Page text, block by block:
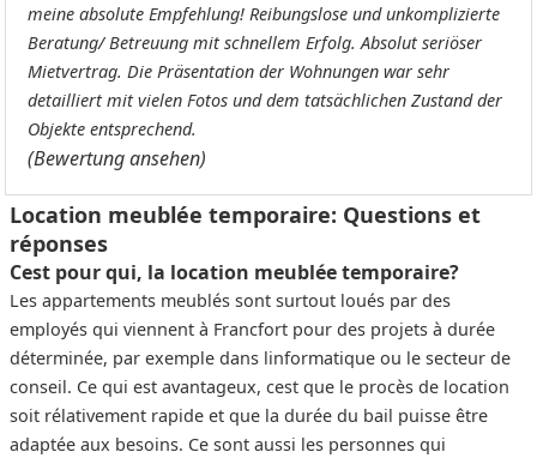
meine absolute Empfehlung! Reibungslose und unkomplizierte
Beratung/ Betreuung mit schnellem Erfolg. Absolut seriöser
Mietvertrag. Die Präsentation der Wohnungen war sehr
detailliert mit vielen Fotos und dem tatsächlichen Zustand der
Objekte entsprechend.
(Bewertung ansehen)
Location meublée temporaire: Questions et
réponses
Cest pour qui, la location meublée temporaire?
Les appartements meublés sont surtout loués par des
employés qui viennent à Francfort pour des projets à durée
déterminée, par exemple dans linformatique ou le secteur de
conseil. Ce qui est avantageux, cest que le procès de location
soit rélativement rapide et que la durée du bail puisse être
adaptée aux besoins. Ce sont aussi les personnes qui